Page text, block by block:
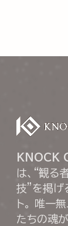
KNOCK
は、“観る
技”を掲げ
ト。 唯一
たちの魂